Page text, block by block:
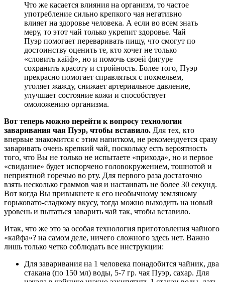
Что же касается влияния на организм, то частое
употребление сильно крепкого чая негативно
влияет на здоровье человека. А если во всем знать
меру, то этот чай только укрепит здоровье. Чай
Пуэр помогает переваривать пищу, что смогут по
достоинству оценить те, кто хочет не только
«словить кайф», но и помочь своей фигуре
сохранить красоту и стройность. Более того, Пуэр
прекрасно помогает справляться с похмельем,
утоляет жажду, снижает артериальное давление,
улучшает состояние кожи и способствует
омоложению организма.
Вот теперь можно перейти к вопросу технологии
заваривания чая Пуэр, чтобы вставило. Для тех, кто
впервые знакомится с этим напитком, не рекомендуется сразу
заваривать очень крепкий чай, поскольку есть вероятность
того, что Вы не только не испытаете «прихода», но и первое
«свидание» будет испорчено головокружением, тошнотой и
неприятной горечью во рту. Для первого раза достаточно
взять несколько граммов чая и настаивать не более 30 секунд.
Вот когда Вы привыкнете к его необычному земляному
горьковато-сладкому вкусу, тогда можно выходить на новый
уровень и пытаться заварить чай так, чтобы вставило.
Итак, что же это за особая технология приготовления чайного
«кайфа»? на самом деле, ничего сложного здесь нет. Важно
лишь только четко соблюдать все инструкции:
Для заваривания на 1 человека понадобится чайник, два
стакана (по 150 мл) воды, 5-7 гр. чая Пуэр, сахар. Для